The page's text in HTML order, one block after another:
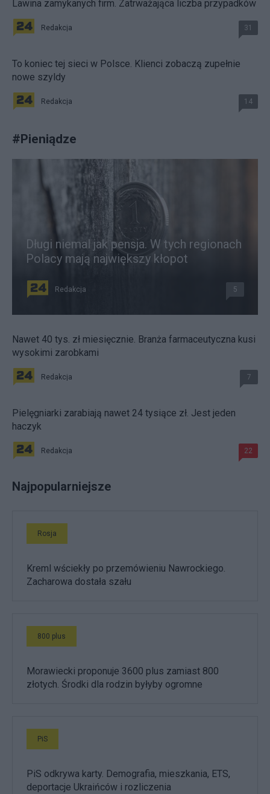
Lawina zamykanych firm. Zatrważająca liczba przypadków
Redakcja 31
To koniec tej sieci w Polsce. Klienci zobaczą zupełnie
nowe szyldy
Redakcja 14
#Pieniądze
Długi niemal jak pensja. W tych regionach
Polacy mają największy kłopot
Redakcja 5
Nawet 40 tys. zł miesięcznie. Branża farmaceutyczna kusi
wysokimi zarobkami
Redakcja 7
Pielęgniarki zarabiają nawet 24 tysiące zł. Jest jeden
haczyk
Redakcja 22
Najpopularniejsze
Rosja
Kreml wściekły po przemówieniu Nawrockiego.
Zacharowa dostała szału
800 plus
Morawiecki proponuje 3600 plus zamiast 800
złotych. Środki dla rodzin byłyby ogromne
PiS
PiS odkrywa karty. Demografia, mieszkania, ETS,
deportacje Ukraińców i rozliczenia